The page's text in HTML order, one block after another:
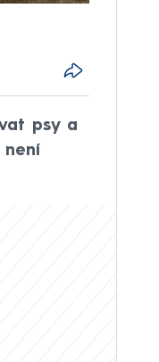
psy a
není